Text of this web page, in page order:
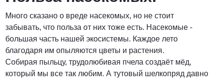
Много сказано о вреде насекомых, но не стоит
забывать, что польза от них тоже есть. Насекомые -
большая часть нашей экосистемы. Каждое лето
благодаря им опыляются цветы и растения.
Собирая пыльцу, трудолюбивая пчела создаёт мёд,
который мы все так любим. А тутовый шелкопряд давно